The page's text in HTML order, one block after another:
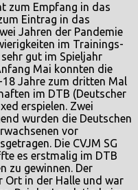
zum Empfang in das
Eintrag in das
Jahren der Pandemie
im Trainings-
gut im Spieljahr
Mai konnten die
Jahre zum dritten Mal
im DTB (Deutscher
erspielen. Zwei
wurden die Deutschen
vor
Die CVJM SG
es erstmalig im DTB
zu gewinnen. Der
Ort in der Halle und war